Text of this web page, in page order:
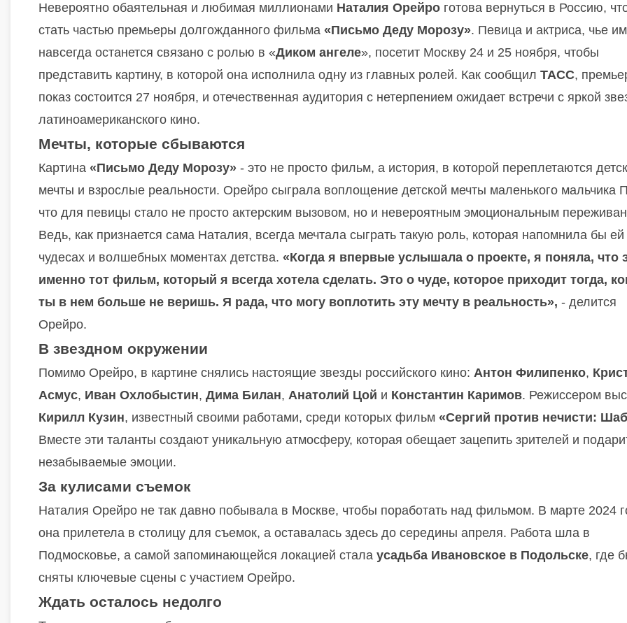
Невероятно обаятельная и любимая миллионами Наталия Орейро готова вернуться в Россию,
стать частью премьеры долгожданного фильма «Письмо Деду Морозу». Певица и актриса, чье
навсегда останется связано с ролью в «Диком ангеле», посетит Москву 24 и 25 ноября, чтобы
представить картину, в которой она исполнила одну из главных ролей. Как сообщил ТАСС,
показ состоится 27 ноября, и отечественная аудитория с нетерпением ожидает встречи с яркой
латиноамериканского кино.
Мечты, которые сбываются
Картина «Письмо Деду Морозу» - это не просто фильм, а история, в которой переплетаются
мечты и взрослые реальности. Орейро сыграла воплощение детской мечты маленького мальчика
что для певицы стало не просто актерским вызовом, но и невероятным эмоциональным
Ведь, как признается сама Наталия, всегда мечтала сыграть такую роль, которая напомнила бы ей
чудесах и волшебных моментах детства. «Когда я впервые услышала о проекте, я поняла, что
именно тот фильм, который я всегда хотела сделать. Это о чуде, которое приходит тогда,
ты в нем больше не веришь. Я рада, что могу воплотить эту мечту в реальность», - делится
Орейро.
В звездном окружении
Помимо Орейро, в картине снялись настоящие звезды российского кино: Антон Филипенко,
Асмус, Иван Охлобыстин, Дима Билан, Анатолий Цой и Константин Каримов. Режиссером
Кирилл Кузин, известный своими работами, среди которых фильм «Сергий против нечисти:
Вместе эти таланты создают уникальную атмосферу, которая обещает зацепить зрителей и
незабываемые эмоции.
За кулисами съемок
Наталия Орейро не так давно побывала в Москве, чтобы поработать над фильмом. В марте 2024
она прилетела в столицу для съемок, а оставалась здесь до середины апреля. Работа шла в
Подмосковье, а самой запоминающейся локацией стала усадьба Ивановское в Подольске, где
сняты ключевые сцены с участием Орейро.
Ждать осталось недолго